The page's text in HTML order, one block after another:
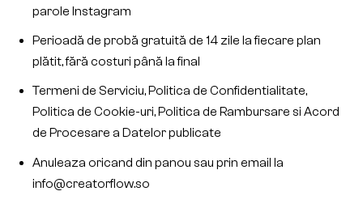
parole Instagram
Perioadă de probă gratuită de 14 zile la fiecare plan
plătit, fără costuri până la final
Termeni de Serviciu, Politica de Confidentialitate,
Politica de Cookie-uri, Politica de Rambursare si Acord
de Procesare a Datelor publicate
Anuleaza oricand din panou sau prin email la
info@creatorflow.so